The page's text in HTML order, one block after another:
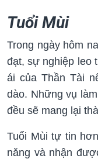
Tuổi Mùi
Trong ngày hôm
đạt, sự nghiệp leo
ái của Thần Tài
dào. Những vụ
đều sẽ mang lại
Tuổi Mùi tự tin
năng và nhận